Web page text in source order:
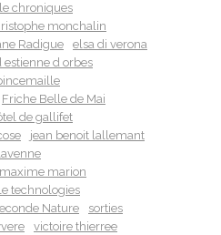
chroniques
monchalin
Radigue
elsa di verona
estienne d orbes
Friche Belle de Mai
de gallifet
jean benoit lallemant
maxime marion
technologies
Nature
sorties
victoire thierree